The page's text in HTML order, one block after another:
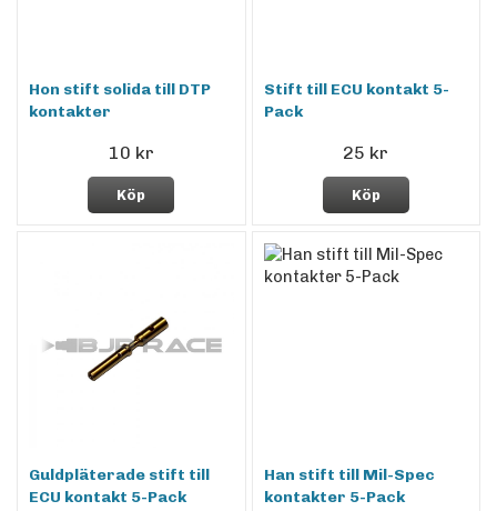
Hon stift solida till DTP
kontakter
10 kr
Köp
Stift till ECU kontakt 5-
Pack
25 kr
Köp
Guldpläterade stift till
ECU kontakt 5-Pack
Han stift till Mil-Spec
kontakter 5-Pack